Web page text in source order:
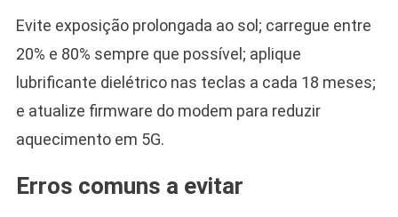
Evite exposição prolongada ao sol; carregue entre
20% e 80% sempre que possível; aplique
lubrificante dielétrico nas teclas a cada 18 meses;
e atualize firmware do modem para reduzir
aquecimento em 5G.
Erros comuns a evitar